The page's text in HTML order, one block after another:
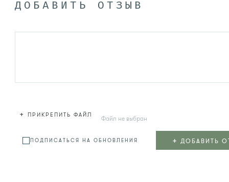
ДОБАВИТЬ ОТЗЫВ
+ ПРИКРЕПИТЬ ФАЙЛ Файл не выбран
ПОДПИСАТЬСЯ НА ОБНОВЛЕНИЯ + ДОБАВИТЬ